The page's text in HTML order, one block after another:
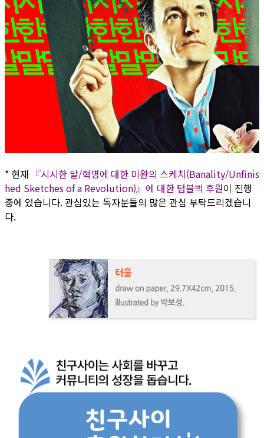
* 현재 『시시한 말/혁명에 대한 미완의 스케치(Banality/Unfinis
hed Sketches of a Revolution)』에 대한 텀블벅 후원이 진행
중에 있습니다. 관심있는 독자분들의 많은 관심 부탁드리겠습니
다.